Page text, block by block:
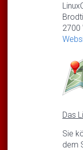
2700
Das
Sie
dem